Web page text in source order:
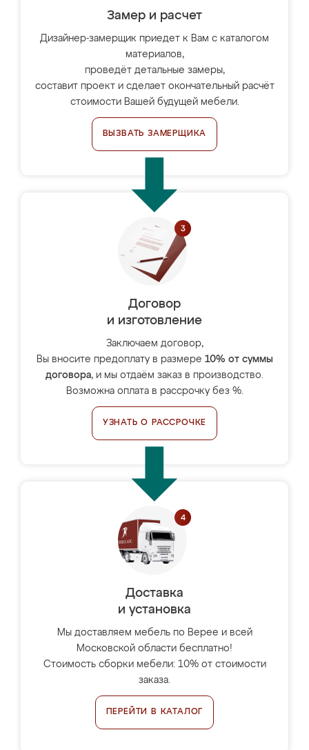
Замер и расчет
Дизайнер-замерщик приедет к Вам с каталогом
материалов,
проведёт детальные замеры,
составит проект и сделает окончательный расчёт
стоимости Вашей будущей мебели.
ВЫЗВАТЬ ЗАМЕРЩИКА
Договор
и изготовление
Заключаем договор,
Вы вносите предоплату в размере 10% от суммы
договора, и мы отдаём заказ в производство.
Возможна оплата в рассрочку без %.
УЗНАТЬ О РАССРОЧКЕ
Доставка
и установка
Мы доставляем мебель по Верее и всей
Московской области бесплатно!
Стоимость сборки мебели: 10% от стоимости
заказа.
ПЕРЕЙТИ В КАТАЛОГ